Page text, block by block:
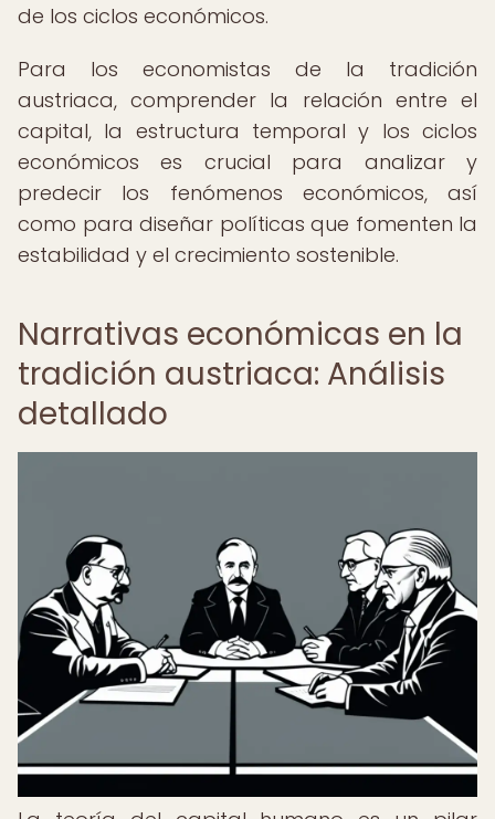
de los ciclos económicos.
Para los economistas de la tradición
austriaca, comprender la relación entre el
capital, la estructura temporal y los ciclos
económicos es crucial para analizar y
predecir los fenómenos económicos, así
como para diseñar políticas que fomenten la
estabilidad y el crecimiento sostenible.
Narrativas económicas en la
tradición austriaca: Análisis
detallado